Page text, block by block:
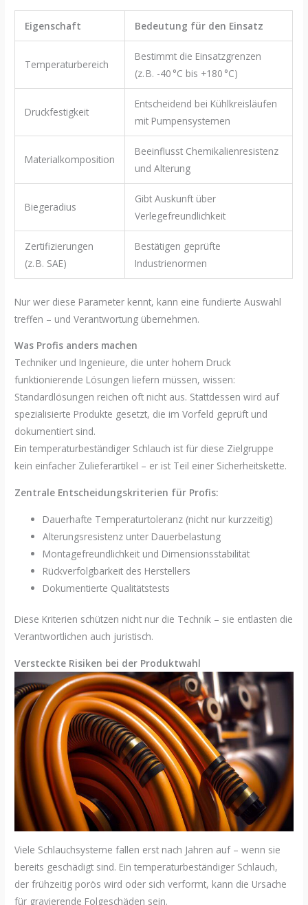
Eigenschaft Bedeutung für den Einsatz
Temperaturbereich
Bestimmt die Einsatzgrenzen
(z. B. -40 °C bis +180 °C)
Druckfestigkeit
Entscheidend bei Kühlkreisläufen
mit Pumpensystemen
Materialkomposition
Beeinflusst Chemikalienresistenz
und Alterung
Biegeradius
Gibt Auskunft über
Verlegefreundlichkeit
Zertifizierungen
(z. B. SAE)
Bestätigen geprüfte
Industrienormen
Nur wer diese Parameter kennt, kann eine fundierte Auswahl
treffen – und Verantwortung übernehmen.
Was Profis anders machen
Techniker und Ingenieure, die unter hohem Druck
funktionierende Lösungen liefern müssen, wissen:
Standardlösungen reichen oft nicht aus. Stattdessen wird auf
spezialisierte Produkte gesetzt, die im Vorfeld geprüft und
dokumentiert sind.
Ein temperaturbeständiger Schlauch ist für diese Zielgruppe
kein einfacher Zulieferartikel – er ist Teil einer Sicherheitskette.
Zentrale Entscheidungskriterien für Profis:
Dauerhafte Temperaturtoleranz (nicht nur kurzzeitig)
Alterungsresistenz unter Dauerbelastung
Montagefreundlichkeit und Dimensionsstabilität
Rückverfolgbarkeit des Herstellers
Dokumentierte Qualitätstests
Diese Kriterien schützen nicht nur die Technik – sie entlasten die
Verantwortlichen auch juristisch.
Versteckte Risiken bei der Produktwahl
Viele Schlauchsysteme fallen erst nach Jahren auf – wenn sie
bereits geschädigt sind. Ein temperaturbeständiger Schlauch,
der frühzeitig porös wird oder sich verformt, kann die Ursache
für gravierende Folgeschäden sein.